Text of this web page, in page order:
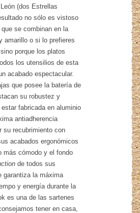
(dos Estrellas
no sólo es vistoso
se combinan en la
amarillo o si lo prefieres
porque los platos
los utensilios de esta
acabado espectacular.
que posee la batería de
su robustez y
fabricada en aluminio
antiadherencia
su recubrimiento con
acabados ergonómicos
más cómodo y el fondo
de todos sus
garantiza la máxima
y energía durante la
es una de las sartenes
tener en casa,